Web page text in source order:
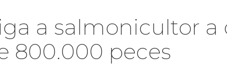
a salmonicultor a
800.000 peces